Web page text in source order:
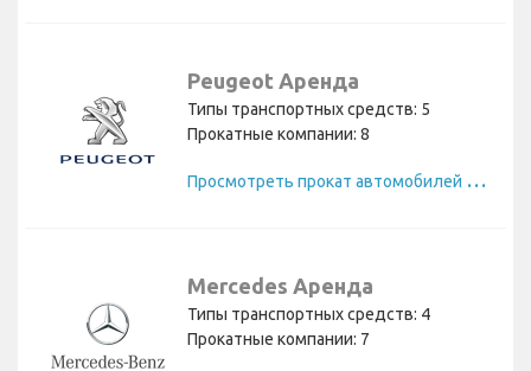
Peugeot Аренда
Типы транспортных средств: 5
Прокатные компании: 8
П
росмотреть прокат автомобилей Peugeot
Mercedes Аренда
Типы транспортных средств: 4
Прокатные компании: 7